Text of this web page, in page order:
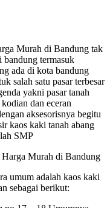
Murah di Bandung tak
bandung termasuk
ada di kota bandung
salah satu pasar terbesar
yakni pasar tanah
dan eceran
aksesorisnya begitu
kaos kaki tanah abang
SMP
Murah di Bandung
umum adalah kaos kaki
sebagai berikut: